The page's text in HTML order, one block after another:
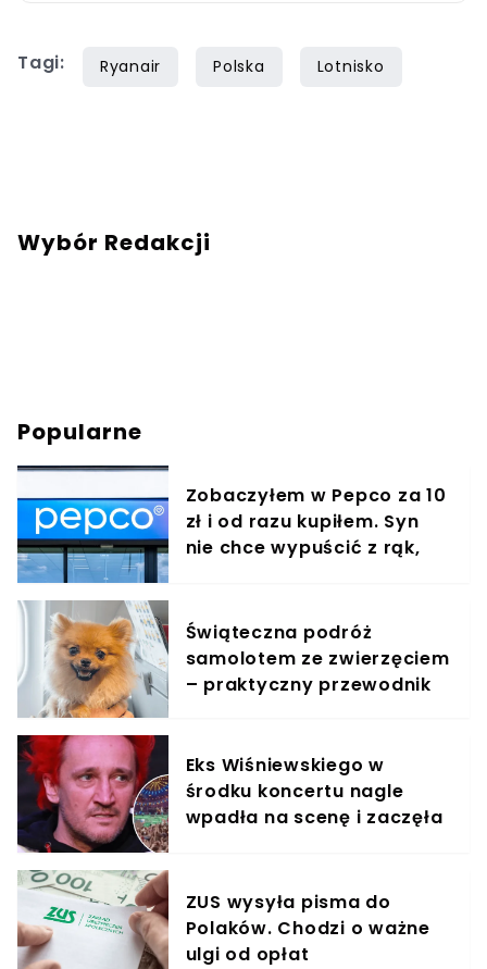
Tagi: Ryanair Polska Lotnisko
Wybór Redakcji
Popularne
Zobaczyłem w Pepco za 10
zł i od razu kupiłem. Syn
nie chce wypuścić z rąk,
Świąteczna podróż
samolotem ze zwierzęciem
– praktyczny przewodnik
Eks Wiśniewskiego w
środku koncertu nagle
wpadła na scenę i zaczęła
ZUS wysyła pisma do
Polaków. Chodzi o ważne
ulgi od opłat